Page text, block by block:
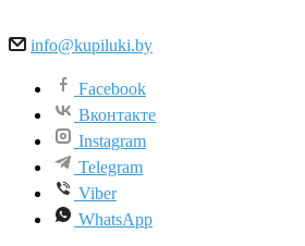
info@kupiluki.by
Facebook
Вконтакте
Instagram
Telegram
Viber
WhatsApp